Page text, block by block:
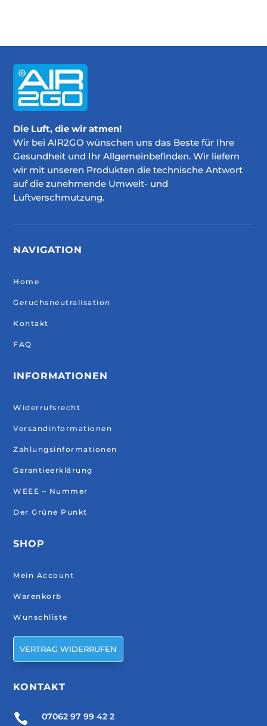
Die Luft, die wir atmen!
Wir bei AIR2GO wünschen uns das Beste für Ihre
Gesundheit und Ihr Allgemeinbefinden. Wir liefern
wir mit unseren Produkten die technische Antwort
auf die zunehmende Umwelt- und
Luftverschmutzung.
NAVIGATION
Home
Geruchsneutralisation
Kontakt
FAQ
INFORMATIONEN
Widerrufsrecht
Versandinformationen
Zahlungsinformationen
Garantieerklärung
WEEE – Nummer
Der Grüne Punkt
SHOP
Mein Account
Warenkorb
Wunschliste
VERTRAG WIDERRUFEN
KONTAKT
 07062 97 99 42 2